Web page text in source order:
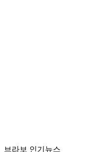
브라보 인기뉴스